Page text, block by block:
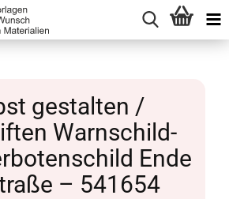
gestalten /
Warnschild-
Ende
– 541654